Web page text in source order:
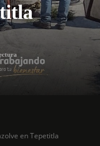
en Tepetitla